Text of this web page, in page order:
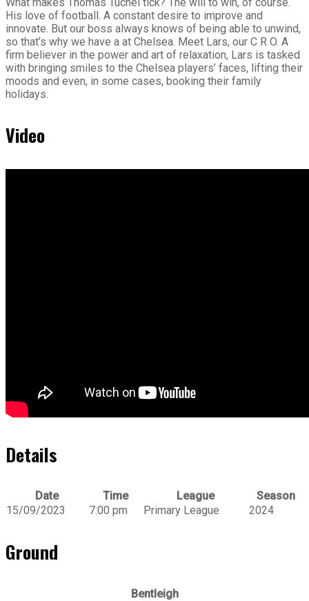
His love of football. A constant desire to improve and
innovate. But our boss always knows of being able to unwind,
so that’s why we have a at Chelsea. Meet Lars, our C R O. A
firm believer in the power and art of relaxation, Lars is tasked
with bringing smiles to the Chelsea players’ faces, lifting their
moods and even, in some cases, booking their family
holidays.
Video
Details
Date Time League
Season
15/09/2023
7:00 pm Primary League 2024
Ground
Bentleigh